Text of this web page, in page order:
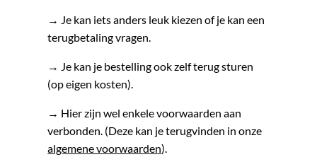
→ Je kan iets anders leuk kiezen of je kan een
terugbetaling vragen.
→ Je kan je bestelling ook zelf terug sturen
(op eigen kosten).
→ Hier zijn wel enkele voorwaarden aan
verbonden. (Deze kan je terugvinden in onze
algemene voorwaarden).